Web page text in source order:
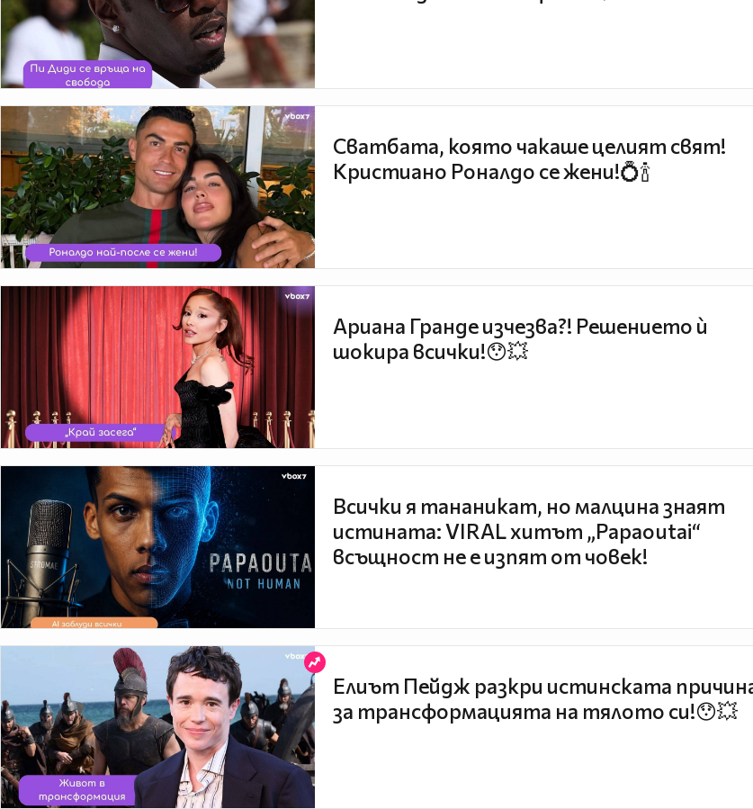
Сватбата, която чакаше целият свят!
Кристиано Роналдо се жени!💍🍾
Ариана Гранде изчезва?! Решението ѝ
шокира всички!😯💥
Всички я тананикат, но малцина знаят
истината: VIRAL хитът „Papaoutai“
всъщност не е изпят от човек!
Елиът Пейдж разкри истинската
за трансформацията на тялото си!😯💥